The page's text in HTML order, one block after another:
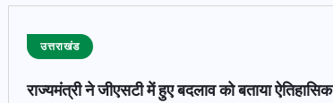
उत्तराखंड
राज्यमंत्री ने जीएसटी में हुए बदलाव को बताया ऐतिहासिक